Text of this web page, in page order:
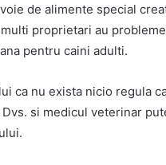
de alimente special
proprietari au
pentru caini adulti.
ca nu exista nicio regula
si medicul veterinar